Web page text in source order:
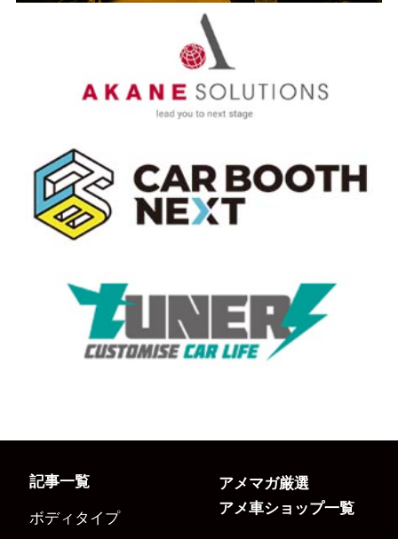
記事一覧
ボディタイプ
アメマガ厳選
アメ車ショップ一覧